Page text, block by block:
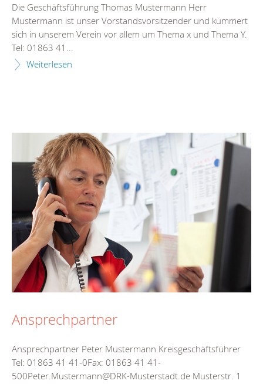
Die Geschäftsführung Thomas Mustermann Herr
Mustermann ist unser Vorstandsvorsitzender und kümmert
sich in unserem Verein vor allem um Thema x und Thema Y.
Tel: 01863 41...
Weiterlesen
Ansprechpartner
Ansprechpartner Peter Mustermann Kreisgeschäftsführer
Tel: 01863 41 41-0Fax: 01863 41 41-
500Peter.Mustermann@DRK-Musterstadt.de Musterstr. 1